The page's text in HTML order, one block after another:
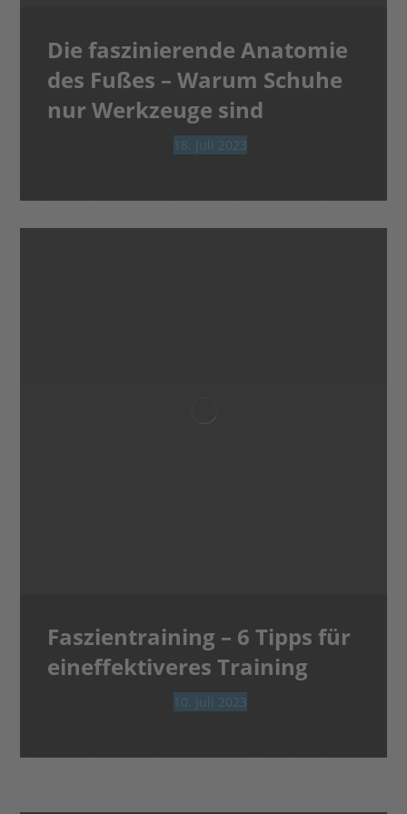
Die faszinierende Anatomie
des Fußes – Warum Schuhe
nur Werkzeuge sind
18. Juli 2023
Faszientraining – 6 Tipps für
eineffektiveres Training
10. Juli 2023